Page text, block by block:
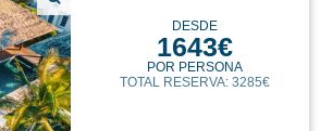
DESDE
1643€
POR PERSONA
TOTAL RESERVA: 3285€